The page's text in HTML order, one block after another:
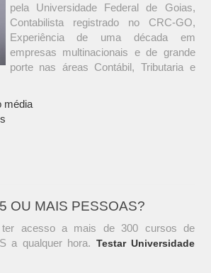
pela Universidade Federal de Goias,
Contabilista registrado no CRC-GO,
Experiência de uma década em
empresas multinacionais e de grande
porte nas áreas Contábil, Tributaria e
média
OU MAIS PESSOAS?
ter acesso a mais de 300 cursos de
a qualquer hora. Testar Universidade